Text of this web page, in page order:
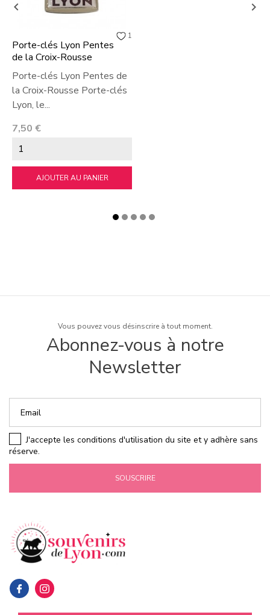
1
Porte-clés Lyon Pentes
de la Croix-Rousse
Porte-clés Lyon Pentes de
la Croix-Rousse Porte-clés
Lyon, le...
Prix
7,50 €
AJOUTER AU PANIER
 
Vous pouvez vous désinscrire à tout moment.
Abonnez-vous à notre
Newsletter
SOUSCRIRE
J'accepte les conditions d'utilisation du site et y adhère sans
réserve.